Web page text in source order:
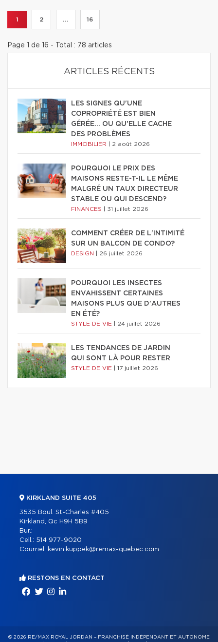
1 2 ... 16
Page 1 de 16 - Total : 78 articles
ARTICLES RÉCENTS
LES SIGNES QU'UNE
COPROPRIÉTÉ EST BIEN
GÉRÉE… OU QU'ELLE CACHE
DES PROBLÈMES
IMMOBILIER 2 août 2026
POURQUOI LE PRIX DES
MAISONS RESTE-T-IL LE MÊME
MALGRÉ UN TAUX DIRECTEUR
STABLE OU QUI DESCEND?
FINANCES 31 juillet 2026
COMMENT CRÉER DE L'INTIMITÉ
SUR UN BALCON DE CONDO?
DESIGN 26 juillet 2026
POURQUOI LES INSECTES
ENVAHISSENT CERTAINES
MAISONS PLUS QUE D'AUTRES
EN ÉTÉ?
STYLE DE VIE 24 juillet 2026
LES TENDANCES DE JARDIN
QUI SONT LÀ POUR RESTER
STYLE DE VIE 17 juillet 2026
KIRKLAND SUITE 405
3535 Boul. St-Charles #405
Kirkland, Qc H9H 5B9
Bur.:
Cell.: 514 977-9020
Courriel: kevin.kuppek@remax-quebec.com
RESTONS EN CONTACT
© 2026 RE/MAX ROYAL JORDAN – FRANCHISÉ INDÉPENDANT ET AUTONOME